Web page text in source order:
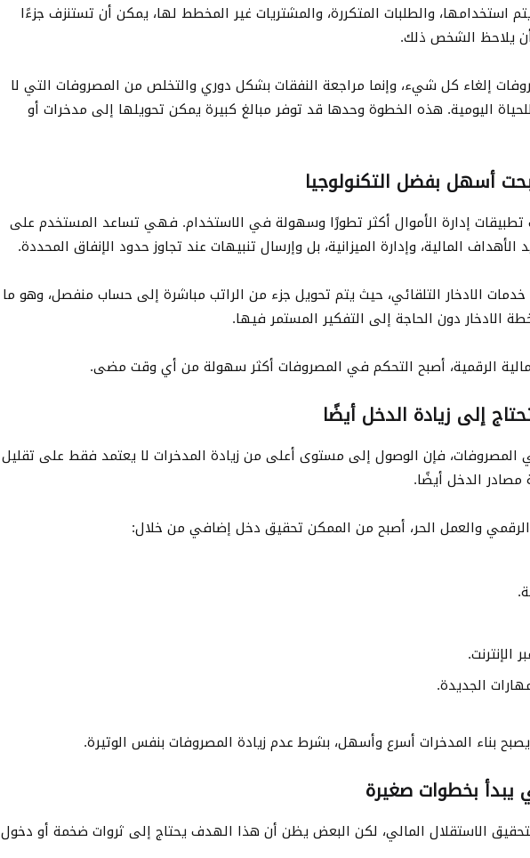
استخدامها، والطلبات المتكررة، والمشتريات غير المخطط لها، يمكن أن تستنزف جزءًا
يلاحظ الشخص ذلك.
إلغاء كل شيء، وإنما مراجعة النفقات بشكل دوري والتخلص من المصروفات التي لا
اليومية. هذه الخطوة وحدها قد توفر مبالغ كبيرة يمكن تحويلها إلى مدخرات أو
أسهل بفضل التكنولوجيا
أصبحت تطبيقات إدارة الأموال أكثر تطورًا وسهولة في الاستخدام. فهي تساعد المستخدم على
الأهداف المالية، وإدارة الميزانية، بل وإرسال تنبيهات عند تجاوز حدود الإنفاق المحددة.
الادخار التلقائي، حيث يتم تحويل جزء من الراتب مباشرة إلى حساب منفصل، وهو ما
الادخار دون الحاجة إلى التفكير المستمر فيها.
الرقمية، أصبح التحكم في المصروفات أكثر سهولة من أي وقت مضى.
إلى زيادة الدخل أيضًا
المصروفات، فإن الوصول إلى مستوى أعلى من زيادة المدخرات لا يعتمد فقط على تقليل
مصادر الدخل أيضًا.
الرقمي والعمل الحر، أصبح من الممكن تحقيق دخل إضافي من خلال:
الإنترنت.
الجديدة.
بناء المدخرات أسرع وأسهل، بشرط عدم زيادة المصروفات بنفس الوتيرة.
يبدأ بخطوات صغيرة
الاستقلال المالي، لكن البعض يظن أن هذا الهدف يحتاج إلى ثروات ضخمة أو دخول